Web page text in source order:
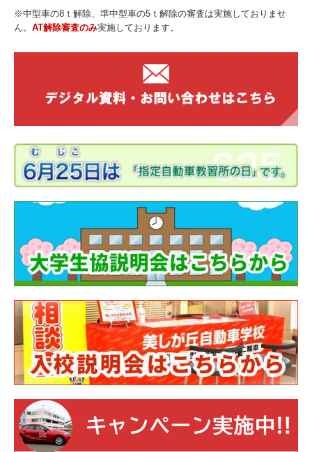
※中型車の8ｔ解除、準中型車の5ｔ解除の審査は実施しておりませ
ん。 AT解除審査のみ実施しております。